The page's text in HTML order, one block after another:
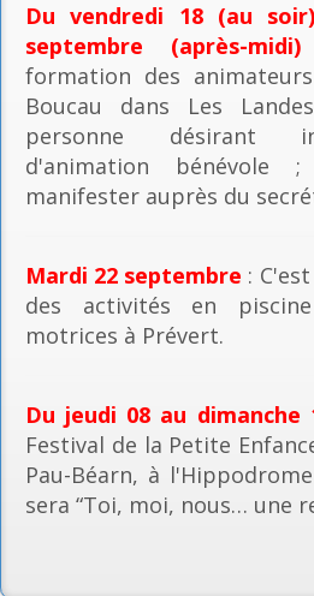
Du vendredi 18 (au
septembre (après-midi)
formation des
Boucau dans Les
personne désirant
d'animation
manifester auprès du
Mardi 22 septembre :
des activités en
motrices à Prévert.
Du jeudi 08 au dimanche
Festival de la Petite
Pau-Béarn, à
sera “Toi, moi, nous… une